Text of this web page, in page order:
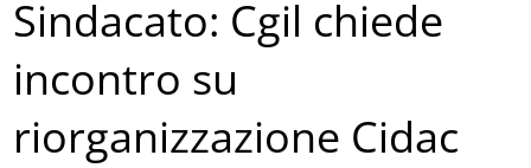
Sindacato: Cgil chiede
incontro su
riorganizzazione Cidac